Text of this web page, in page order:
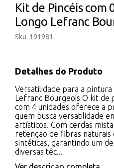
Kit de Pincéis com
Longo Lefranc
Sku. 191981
Detalhes do Produto
Versatilidade para a
Lefranc Bourgeois O kit de
com 4 unidades oferece a
quem busca versatilidade
artísticos. Com cerdas
retenção de fibras naturais
sintéticas, garantindo um
diversas téc...